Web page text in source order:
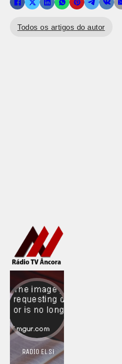
Todos os artigos do autor